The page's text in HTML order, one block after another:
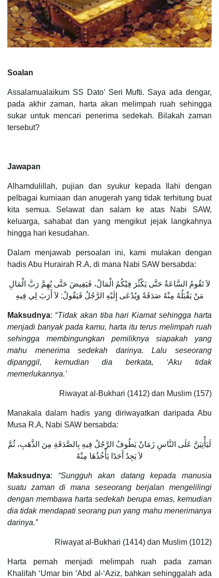
Soalan
Assalamualaikum SS Dato’ Seri Mufti. Saya ada dengar,
pada akhir zaman, harta akan melimpah ruah sehingga
sukar untuk mencari penerima sedekah. Bilakah zaman
tersebut?
Jawapan
Alhamdulillah, pujian dan syukur kepada Ilahi dengan
pelbagai kurniaan dan anugerah yang tidak terhitung buat
kita semua. Selawat dan salam ke atas Nabi SAW,
keluarga, sahabat dan yang mengikut jejak langkahnya
hingga hari kesudahan.
Dalam menjawab persoalan ini, kami mulakan dengan
hadis Abu Hurairah R.A, di mana Nabi SAW bersabda:
لاَ تَقُومُ السَّاعَةُ حَتَّى يَكْثُرَ فِيْكُمُ الْمَالُ، فَيَفِيضَ حَتَّى يُهِمَّ رَبَّ الْمَالِ
مَنْ يَقْبَلُهُ مِنْهُ صَدَقَةً وَيُدْعَى إِلَيْهِ الرَّجُلُ فَيَقُولُ: لاَ أَرَبَ لِي فِيهِ
Maksudnya: “Tidak akan tiba hari Kiamat sehingga harta
menjadi banyak pada kamu, harta itu terus melimpah ruah
sehingga membingungkan pemiliknya siapakah yang
mahu menerima sedekah darinya. Lalu seseorang
dipanggil, kemudian dia berkata, ‘Aku tidak
memerlukannya.’
Riwayat al-Bukhari (1412) dan Muslim (157)
Manakala dalam hadis yang diriwayatkan daripada Abu
Musa R.A, Nabi SAW bersabda:
لَيَأْتِيَنَّ عَلَى النَّاسِ زَمَانٌ يَطُوفُ الرَّجُلُ فِيهِ بِالصَّدَقَةِ مِنَ الذَّهَبِ، ثُمَّ
لاَ يَجِدُ أَحَدًا يَأْخُذُهَا مِنْهُ
Maksudnya: “Sungguh akan datang kepada manusia
suatu zaman di mana seseorang berjalan mengelilingi
dengan membawa harta sedekah berupa emas, kemudian
dia tidak mendapati seorang pun yang mahu menerimanya
darinya.”
Riwayat al-Bukhari (1414) dan Muslim (1012)
Harta pernah menjadi melimpah ruah pada zaman
Khalifah ‘Umar bin ‘Abd al-‘Aziz, bahkan sehinggalah ada